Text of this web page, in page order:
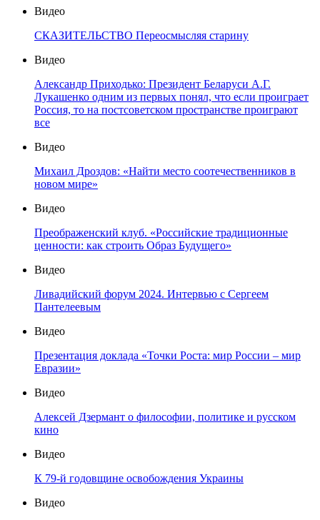
Видео
СКАЗИТЕЛЬСТВО Переосмысляя старину
Видео
Александр Приходько: Президент Беларуси А.Г.
Лукашенко одним из первых понял, что если проиграет
Россия, то на постсоветском пространстве проиграют
все
Видео
Михаил Дроздов: «Найти место соотечественников в
новом мире»
Видео
Преображенский клуб. «Российские традиционные
ценности: как строить Образ Будущего»
Видео
Ливадийский форум 2024. Интервью с Сергеем
Пантелеевым
Видео
Презентация доклада «Точки Роста: мир России – мир
Евразии»
Видео
Алексей Дзермант о философии, политике и русском
кино
Видео
К 79-й годовщине освобождения Украины
Видео